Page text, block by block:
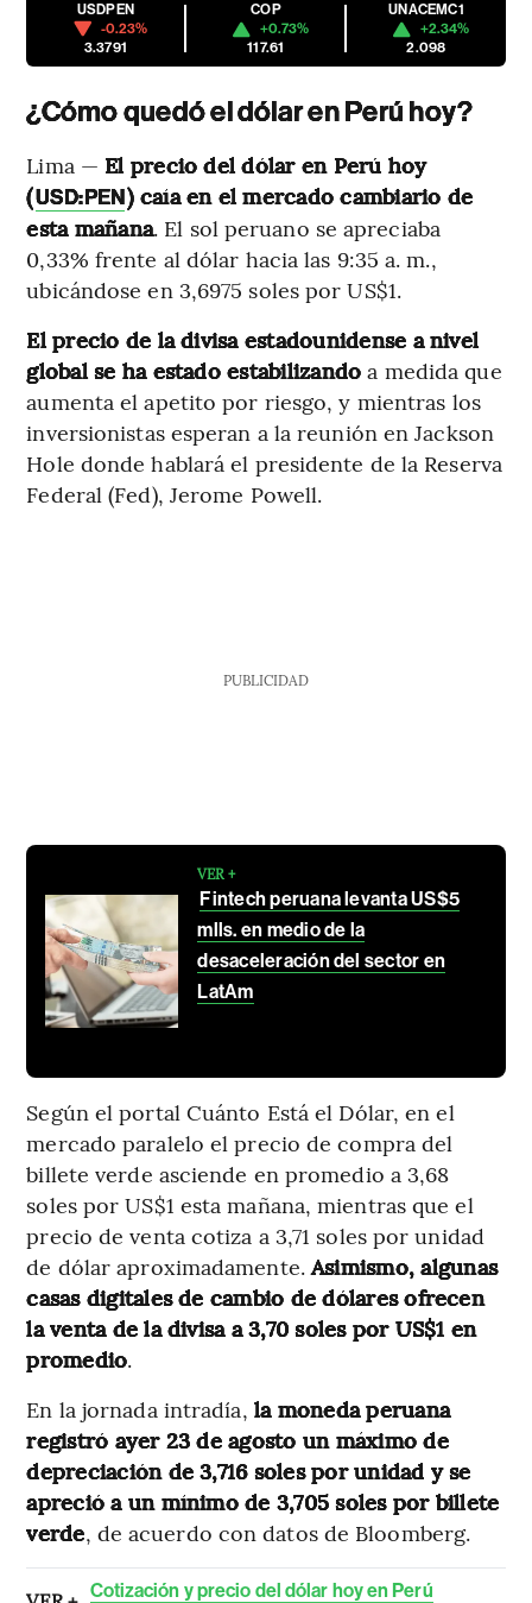
USDPEN
-0.23%
3.3791
COP
+0.73%
117.61
UNACEMC1
+2.34%
2.098
¿Cómo quedó el dólar en Perú hoy?
Lima — El precio del dólar en Perú hoy
(USD:PEN) caía en el mercado cambiario de
esta mañana. El sol peruano se apreciaba
0,33% frente al dólar hacia las 9:35 a. m.,
ubicándose en 3,6975 soles por US$1.
El precio de la divisa estadounidense a nivel
global se ha estado estabilizando a medida que
aumenta el apetito por riesgo, y mientras los
inversionistas esperan a la reunión en Jackson
Hole donde hablará el presidente de la Reserva
Federal (Fed), Jerome Powell.
PUBLICIDAD
VER +
Fintech peruana levanta US$5
mlls. en medio de la
desaceleración del sector en
LatAm
Según el portal Cuánto Está el Dólar, en el
mercado paralelo el precio de compra del
billete verde asciende en promedio a 3,68
soles por US$1 esta mañana, mientras que el
precio de venta cotiza a 3,71 soles por unidad
de dólar aproximadamente.Asimismo, algunas
casas digitales de cambio de dólares ofrecen
la venta de la divisa a 3,70 soles por US$1 en
promedio.
En la jornada intradía, la moneda peruana
registró ayer 23 de agosto un máximo de
depreciación de 3,716 soles por unidad y se
apreció a un mínimo de 3,705 soles por billete
verde, de acuerdo con datos de Bloomberg.
Cotización y precio del dólar hoy en Perú